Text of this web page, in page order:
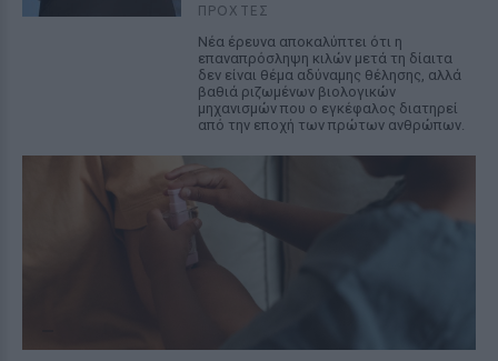
ΠΡΟΧΤΈΣ
Νέα έρευνα αποκαλύπτει ότι η
επαναπρόσληψη κιλών μετά τη δίαιτα
δεν είναι θέμα αδύναμης θέλησης, αλλά
βαθιά ριζωμένων βιολογικών
μηχανισμών που ο εγκέφαλος διατηρεί
από την εποχή των πρώτων ανθρώπων.